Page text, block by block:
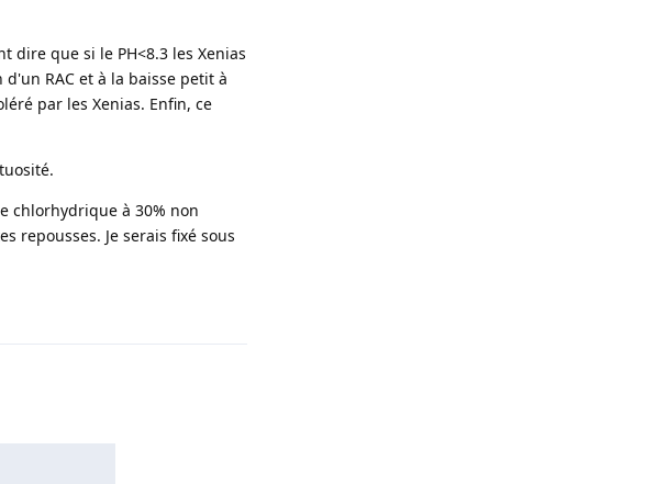
dire que si le PH<8.3 les Xenias
RAC et à la baisse petit à
par les Xenias. Enfin, ce
chlorhydrique à 30% non
repousses. Je serais fixé sous